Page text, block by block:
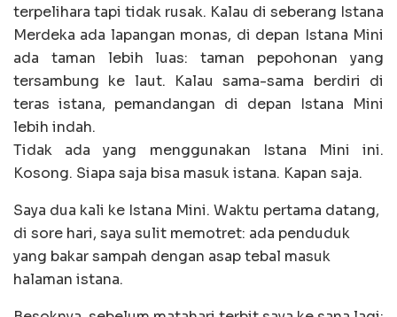
terpelihara tapi tidak rusak. Kalau di seberang Istana
Merdeka ada lapangan monas, di depan Istana Mini
ada taman lebih luas: taman pepohonan yang
tersambung ke laut. Kalau sama-sama berdiri di
teras istana, pemandangan di depan Istana Mini
lebih indah.
Tidak ada yang menggunakan Istana Mini ini.
Kosong. Siapa saja bisa masuk istana. Kapan saja.
Saya dua kali ke Istana Mini. Waktu pertama datang,
di sore hari, saya sulit memotret: ada penduduk
yang bakar sampah dengan asap tebal masuk
halaman istana.